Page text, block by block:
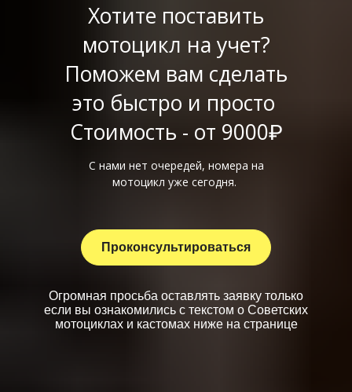
Хотите поставить
мотоцикл на учет?
Поможем вам сделать
это быстро и просто
Стоимость - от 9000₽
С нами нет очередей, номера на
мотоцикл уже сегодня.
Проконсультироваться
Огромная просьба оставлять заявку только
если вы ознакомились с текстом о Советских
мотоциклах и кастомах ниже на странице